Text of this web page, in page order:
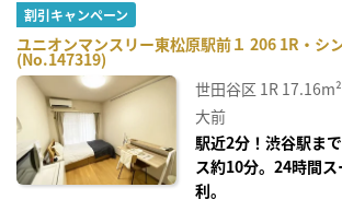
割引キャンペーン
ユニオンマンスリー東松原駅前１ 206 1R・シ
(No.147319)
世田谷区 1R 17.16m²
大前
駅近2分！渋谷駅ま
ス約10分。24時間
利。